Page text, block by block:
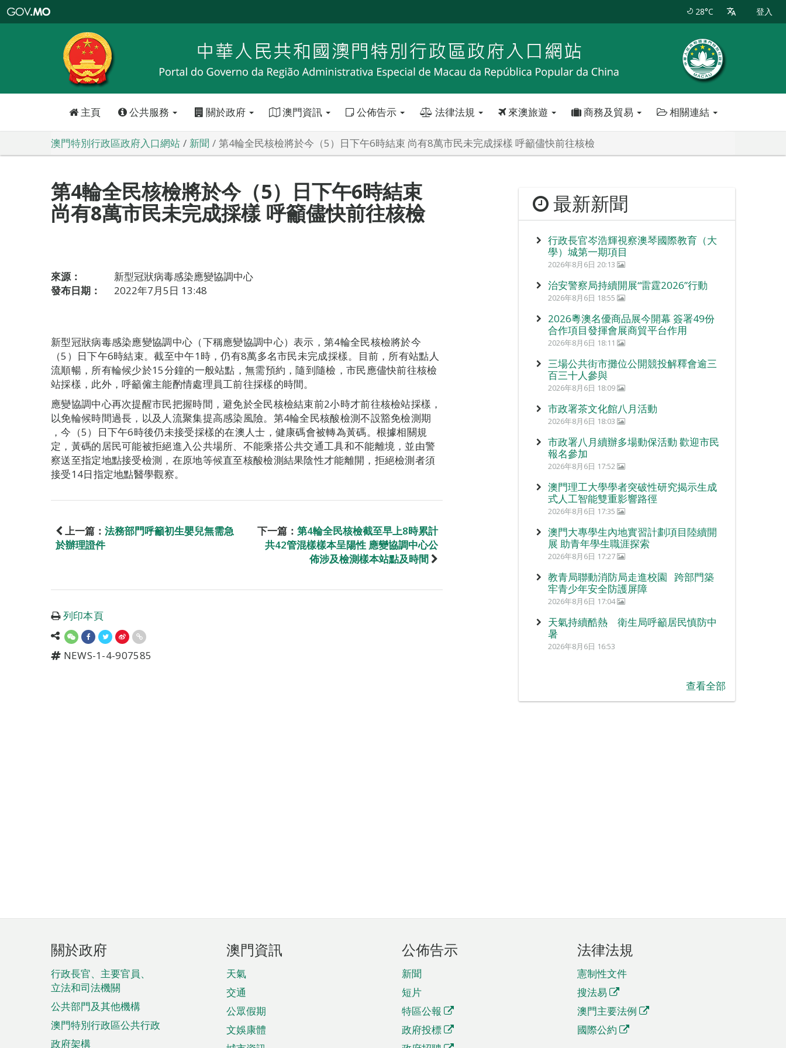
特
政
區
政
口
28°C 登入
主頁 公共服務 關於政府 澳門資訊 公佈告示 法律法規 來澳旅遊 商務及貿易 相關連結
澳門特別行政區政府入口網站 新聞 第4輪全民核檢將於今（5）日下午6時結束 尚有8萬市民未完成採樣 呼籲儘快前往核檢
第4輪全民核檢將於今（5）日下午6時結束
尚有8萬市民未完成採樣 呼籲儘快前往核檢
來源：
新型冠狀病毒感染應變協調中心
發布日期：
2022年7月5日 13:48
新型冠狀病毒感染應變協調中心（下稱應變協調中心）表示，第4輪全民核檢將於今
（5）日下午6時結束。截至中午1時，仍有8萬多名市民未完成採樣。目前，所有站點人
流順暢，所有輪候少於15分鐘的一般站點，無需預約，隨到隨檢，市民應儘快前往核檢
站採樣，此外，呼籲僱主能酌情處理員工前往採樣的時間。
應變協調中心再次提醒市民把握時間，避免於全民核檢結束前2小時才前往核檢站採樣，
以免輪候時間過長，以及人流聚集提高感染風險。第4輪全民核酸檢測不設豁免檢測期
，今（5）日下午6時後仍未接受採樣的在澳人士，健康碼會被轉為黃碼。根據相關規
定，黃碼的居民可能被拒絕進入公共場所、不能乘搭公共交通工具和不能離境，並由警
察送至指定地點接受檢測，在原地等候直至核酸檢測結果陰性才能離開，拒絕檢測者須
接受14日指定地點醫學觀察。
上一篇： 法務部門呼籲初生嬰兒無需急
於辦理證件
下一篇： 第4輪全民核檢截至早上8時累計
共42管混樣樣本呈陽性 應變協調中心公
佈涉及檢測樣本站點及時間
列印本頁
NEWS-1-4-907585
最新新聞
行政長官岑浩輝視察澳琴國際教育（大
學）城第一期項目
2026年8月6日 20:13
治安警察局持續開展“雷霆2026”行動
2026年8月6日 18:55
2026粵澳名優商品展今開幕 簽署49份
合作項目發揮會展商貿平台作用
2026年8月6日 18:11
三場公共街市攤位公開競投解釋會逾三
百三十人參與
2026年8月6日 18:09
市政署茶文化館八月活動
2026年8月6日 18:03
市政署八月續辦多場動保活動 歡迎市民
報名參加
2026年8月6日 17:52
澳門理工大學學者突破性研究揭示生成
式人工智能雙重影響路徑
2026年8月6日 17:35
澳門大專學生內地實習計劃項目陸續開
展 助青年學生職涯探索
2026年8月6日 17:27
教青局聯動消防局走進校園 跨部門築
牢青少年安全防護屏障
2026年8月6日 17:04
天氣持續酷熱 衛生局呼籲居民慎防中
暑
2026年8月6日 16:53
查看全部
頁
腳
菜
單
關於政府
行政長官、主要官員、
立法和司法機關
公共部門及其他機構
澳門特別行政區公共行政
政府架構
澳門資訊
天氣
交通
公眾假期
文娛康體
公佈告示
新聞
短片
特區公報
政府投標
法律法規
憲制性文件
搜法易
澳門主要法例
國際公約